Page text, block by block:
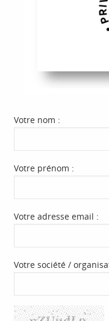
Votre nom :
Votre prénom :
Votre adresse email :
Votre société /